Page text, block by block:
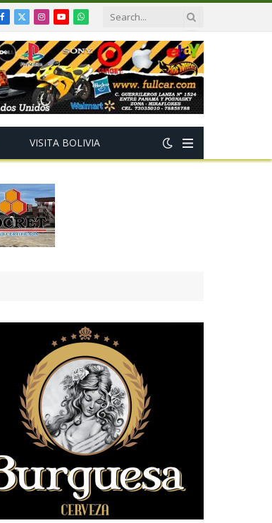
Facebook
X
(Twitter)
Instagram
YouTubeWhatsApp
VISITA BOLIVIA